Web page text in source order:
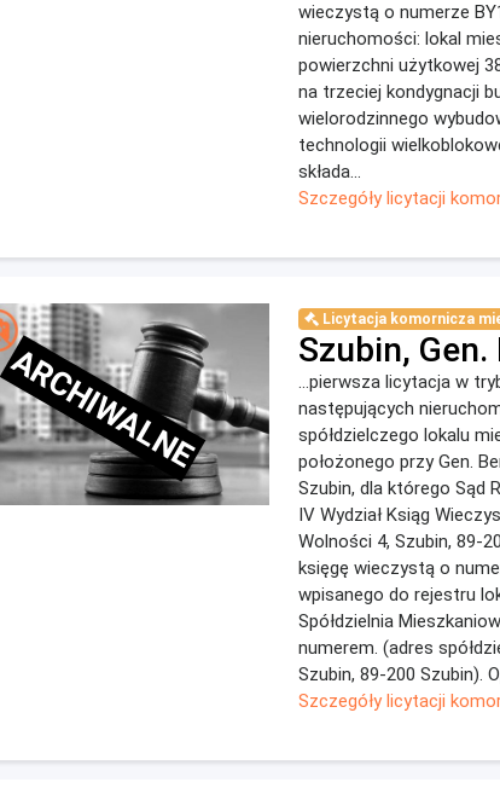
wieczystą o numerze
nieruchomości: lokal
powierzchni użytkowej
na trzeciej kondygnacji
wielorodzinnego
technologii
składa...
Szczegóły licytacji
ARCHIWALNE
Licytacja komornicza
Szubin, Gen.
...pierwsza licytacja w
następujących
spółdzielczego lokalu
położonego przy Gen.
Szubin, dla którego Sąd
IV Wydział Ksiąg
Wolności 4, Szubin, 89-
księgę wieczystą o
wpisanego do rejestru
Spółdzielnia
numerem. (adres
Szubin, 89-200 Szubin).
Szczegóły licytacji